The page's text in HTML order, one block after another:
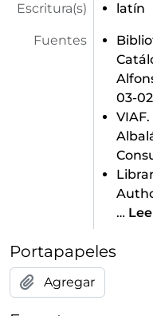
Escritura(s) latín
Fuentes
03-
…
Portapapeles
Agregar